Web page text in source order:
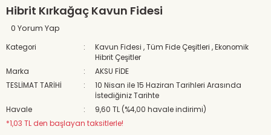
Hibrit Kırkağaç Kavun Fidesi
0 Yorum Yap
Kategori Kavun Fidesi ,Tüm Fide Çeşitleri ,Ekonomik
Hibrit Çeşitler
Marka
AKSU FİDE
TESLİMAT TARİHİ
10 Nisan ile 15 Haziran Tarihleri Arasında
İstediğiniz Tarihte
Havale
9,60 TL (%4,00 havale indirimi)
*1,03 TL den başlayan taksitlerle!